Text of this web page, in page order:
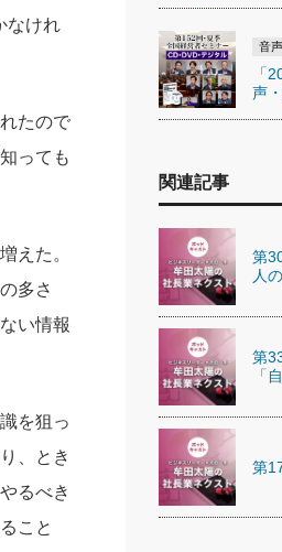
なけれ
たので
っても
えた。
多さ
い情報
を狙っ
、とき
るべき
こと
音
「
声
関連記事
第
人
第
「
第